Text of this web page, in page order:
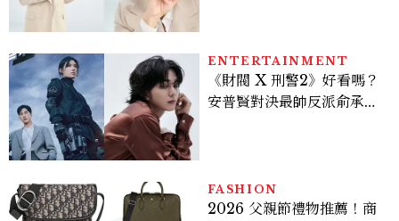
倦感，超神！
ENTERTAINMENT
《財閥 X 刑警2》好看嗎？
安普賢對決最帥反派俞承
多大？
FASHION
2026 父親節禮物推薦！商